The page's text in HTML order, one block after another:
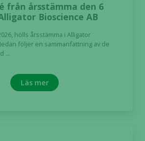
från årsstämma den 6
Bioscience AB
hölls årsstämma i Alligator
följer en sammanfattning av de
...
Läs mer